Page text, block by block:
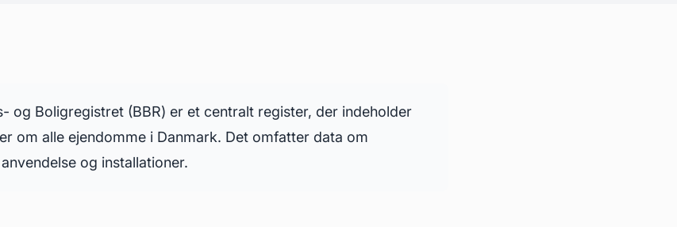
og Boligregistret (BBR) er et centralt register, der indeholder
om alle ejendomme i Danmark. Det omfatter data om
og installationer.